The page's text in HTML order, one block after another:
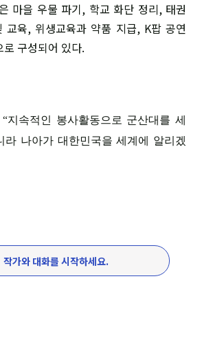
마을 우물 파기, 학교 화단 정리, 태권
교육, 위생교육과 약품 지급, K팝 공연
구성되어 있다.
지속적인 봉사활동으로 군산대를 세
라 나아가 대한민국을 세계에 알리겠
작가와 대화를 시작하세요.